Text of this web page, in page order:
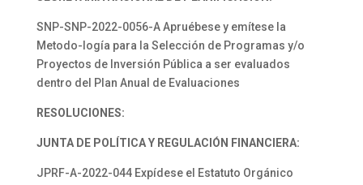
SNP-SNP-2022-0056-A Apruébese y emítese la
Metodo-logía para la Selección de Programas y/o
Proyectos de Inversión Pública a ser evaluados
dentro del Plan Anual de Evaluaciones
RESOLUCIONES:
JUNTA DE POLÍTICA Y REGULACIÓN FINANCIERA:
JPRF-A-2022-044 Expídese el Estatuto Orgánico